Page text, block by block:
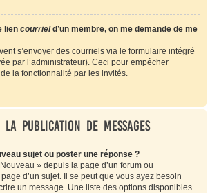
lien courrield’un membre, on me demande de me
s’envoyer des courriels via le formulaire intégré
par l’administrateur). Ceci pour empêcher
la fonctionnalité par les invités.
publication de messages
sujet ou poster une réponse ?
» depuis la page d’un forum ou
d’un sujet. Il se peut que vous ayez besoin
un message. Une liste des options disponibles